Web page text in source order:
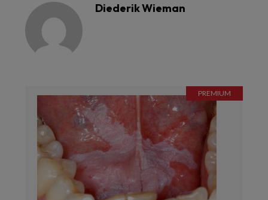
Diederik Wieman